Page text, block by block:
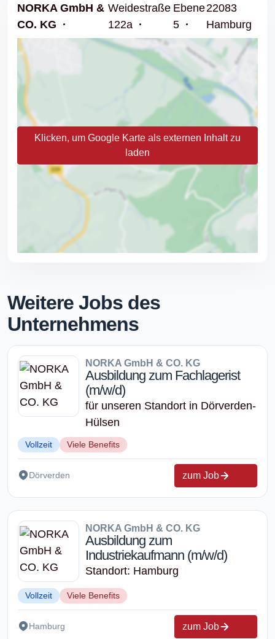
NORKA GmbH &
CO. KG
Weidestraße
122a
Ebene
5
22083
Hamburg
Klicken, um Google Karte als externen Inhalt zu
laden
Weitere Jobs des
Unternehmens
NORKA GmbH & CO. KG
Ausbildung zum Fachlagerist
(m/w/d)
für unseren Standort in Dörverden-
Hülsen
Vollzeit Viele Benefits
Dörverden zum Job
NORKA GmbH & CO. KG
Ausbildung zum
Industriekaufmann (m/w/d)
Standort: Hamburg
Vollzeit Viele Benefits
Hamburg zum Job